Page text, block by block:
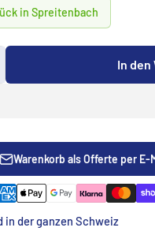
in Spreitenbach
In den
Warenkorb als Offerte per E-
in der ganzen Schweiz